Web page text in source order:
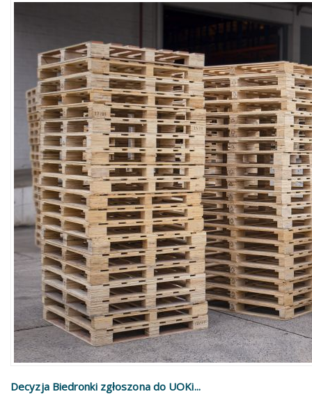
Decyzja Biedronki zgłoszona do UOKi...